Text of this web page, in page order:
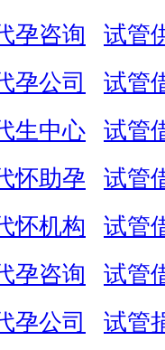
孕咨询
试管
孕公司
试管
生中心
试管
怀助孕
试管
怀机构
试管
孕咨询
试管
孕公司
试管